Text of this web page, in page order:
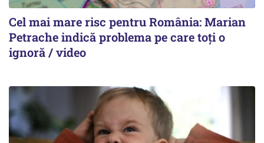
Cel mai mare risc pentru România: Marian
Petrache indică problema pe care toți o
ignoră / video